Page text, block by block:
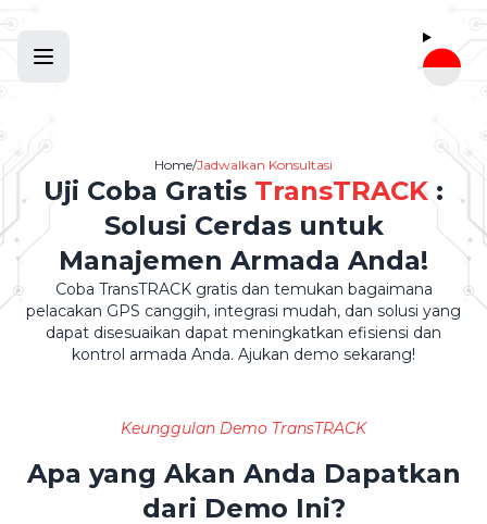
Home/Jadwalkan Konsultasi
Uji Coba Gratis TransTRACK :
Solusi Cerdas untuk
Manajemen Armada Anda!
Coba TransTRACK gratis dan temukan bagaimana
pelacakan GPS canggih, integrasi mudah, dan solusi yang
dapat disesuaikan dapat meningkatkan efisiensi dan
kontrol armada Anda. Ajukan demo sekarang!
Keunggulan Demo TransTRACK
Apa yang Akan Anda Dapatkan
dari Demo Ini?